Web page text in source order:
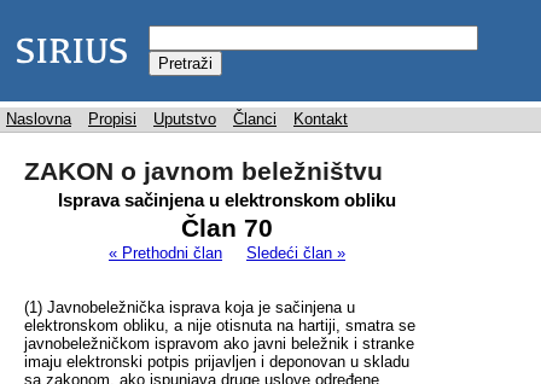
Naslovna Propisi Uputstvo Članci Kontakt
ZAKON o javnom beležništvu
Isprava sačinjena u elektronskom obliku
Član 70
« Prethodni član Sledeći član »
(1) Javnobeležnička isprava koja je sačinjena u
elektronskom obliku, a nije otisnuta na hartiji, smatra se
javnobeležničkom ispravom ako javni beležnik i stranke
imaju elektronski potpis prijavljen i deponovan u skladu
sa zakonom, ako ispunjava druge uslove određene